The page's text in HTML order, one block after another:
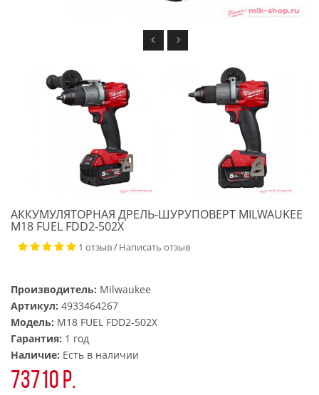
АККУМУЛЯТОРНАЯ ДРЕЛЬ-ШУРУПОВЕРТ MILWAUKEE
M18 FUEL FDD2-502X
1 отзыв/ Написать отзыв
Производитель: Milwaukee
Артикул: 4933464267
Модель: M18 FUEL FDD2-502X
Гарантия: 1 год
Наличие: Есть в наличии
73710 р.